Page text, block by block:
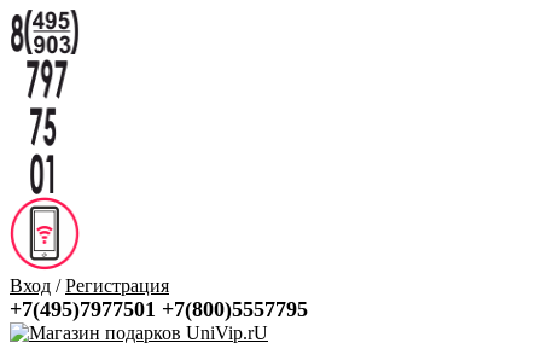
Вход /Регистрация
+7(495)7977501 +7(800)5557795